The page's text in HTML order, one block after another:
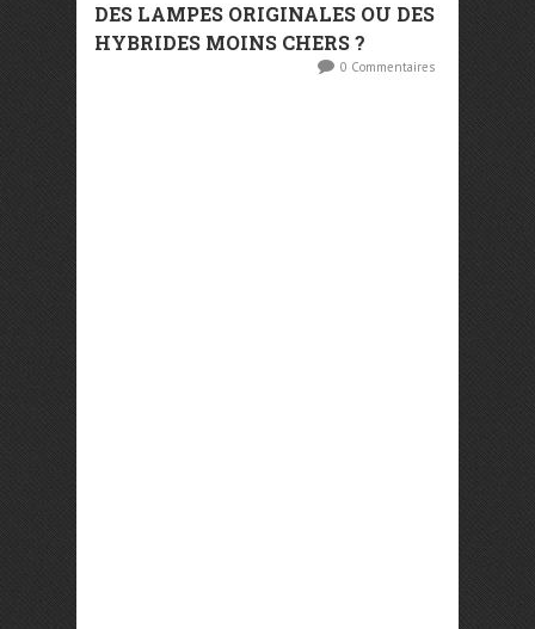
DES LAMPES ORIGINALES OU DES
HYBRIDES MOINS CHERS ?
0 Commentaires